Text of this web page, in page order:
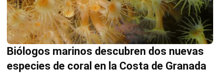
Biólogos marinos descubren dos nuevas
especies de coral en la Costa de Granada